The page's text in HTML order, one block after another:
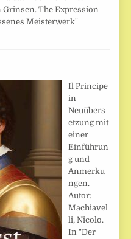
The Expression
Meisterwerk"
Il Principe
in
Neuübers
etzung mit
einer
Einführun
g und
Anmerku
ngen.
Autor:
Machiavel
li, Nicolo.
In "Der